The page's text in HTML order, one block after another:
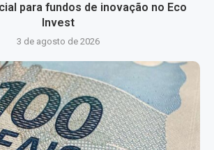
para fundos de inovação no Eco
Invest
3 de agosto de 2026